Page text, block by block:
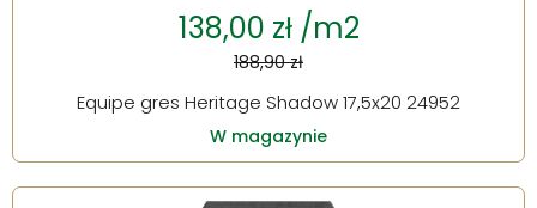
138,00 zł /m2
188,90 zł
Equipe gres Heritage Shadow 17,5x20 24952
W magazynie